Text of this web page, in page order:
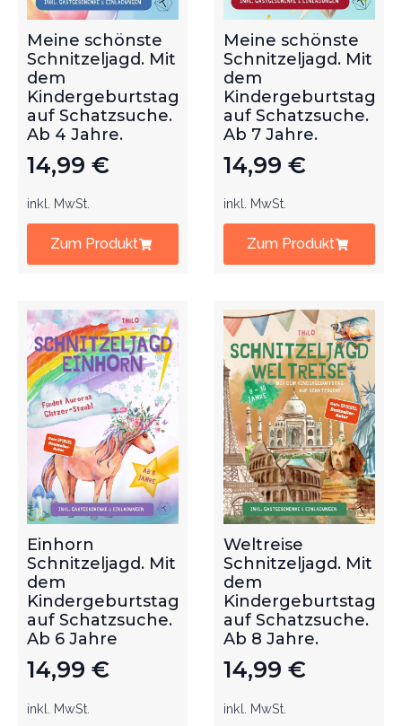
Meine schönste
Schnitzeljagd. Mit
dem
Kindergeburtstag
auf Schatzsuche.
Ab 4 Jahre.
14,99 €
inkl. MwSt.
Zum Produkt
Meine schönste
Schnitzeljagd. Mit
dem
Kindergeburtstag
auf Schatzsuche.
Ab 7 Jahre.
14,99 €
inkl. MwSt.
Zum Produkt
Einhorn
Schnitzeljagd. Mit
dem
Kindergeburtstag
auf Schatzsuche.
Ab 6 Jahre
14,99 €
inkl. MwSt.
Weltreise
Schnitzeljagd. Mit
dem
Kindergeburtstag
auf Schatzsuche.
Ab 8 Jahre.
14,99 €
inkl. MwSt.